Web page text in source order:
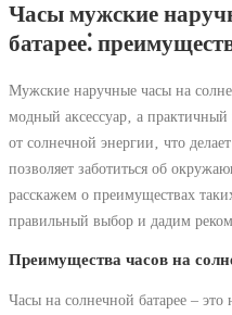
Часы мужские
батарее⁚
Мужские наручные часы на
модный аксессуар‚ а
от солнечной энергии‚ что
позволяет заботиться об
расскажем о преимуществах
правильный выбор и дадим
Преимущества часов на
Часы на солнечной батарее – это